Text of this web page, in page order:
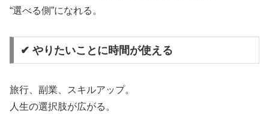
“選べる側”になれる。
✔ やりたいことに時間が使える
旅行、副業、スキルアップ。
人生の選択肢が広がる。